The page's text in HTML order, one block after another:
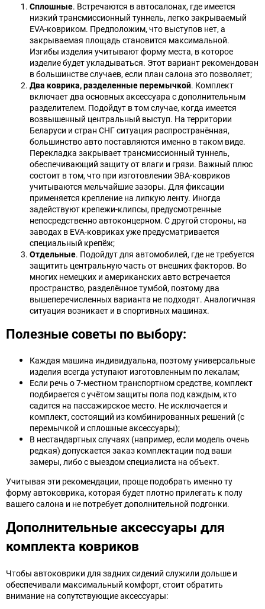
Сплошные. Встречаются в автосалонах, где имеется
низкий трансмиссионный туннель, легко закрываемый
EVA-ковриком. Предположим, что выступов нет, а
закрываемая площадь становится максимальной.
Изгибы изделия учитывают форму места, в которое
изделие будет укладываться. Этот вариант рекомендован
в большинстве случаев, если план салона это позволяет;
Два коврика, разделенные перемычкой. Комплект
включает два основных аксессуара с дополнительным
разделителем. Подойдут в том случае, когда имеется
возвышенный центральный выступ. На территории
Беларуси и стран СНГ ситуация распространённая,
большинство авто поставляются именно в таком виде.
Перекладка закрывает трансмиссионный туннель,
обеспечивающий защиту от влаги и грязи. Важный плюс
состоит в том, что при изготовлении ЭВА-ковриков
учитываются мельчайшие зазоры. Для фиксации
применяется крепление на липкую ленту. Иногда
задействуют крепежи-клипсы, предусмотренные
непосредственно автоконцерном. С другой стороны, на
заводах в EVA-ковриках уже предусматривается
специальный крепёж;
Отдельные. Подойдут для автомобилей, где не требуется
защитить центральную часть от внешних факторов. Во
многих немецких и американских авто встречается
пространство, разделённое тумбой, поэтому два
вышеперечисленных варианта не подходят. Аналогичная
ситуация возникает и в спортивных машинах.
Полезные советы по выбору:
Каждая машина индивидуальна, поэтому универсальные
изделия всегда уступают изготовленным по лекалам;
Если речь о 7-местном транспортном средстве, комплект
подбирается с учётом защиты пола под каждым, кто
садится на пассажирское место. Не исключается и
комплект, состоящий из комбинированных решений (с
перемычкой и сплошные аксессуары);
В нестандартных случаях (например, если модель очень
редкая) допускается заказ комплектации под ваши
замеры, либо с выездом специалиста на объект.
Учитывая эти рекомендации, проще подобрать именно ту
форму автоковрика, которая будет плотно прилегать к полу
вашего салона и не потребует дополнительной подгонки.
Дополнительные аксессуары для
комплекта ковриков
Чтобы автоковрики для задних сидений служили дольше и
обеспечивали максимальный комфорт, стоит обратить
внимание на сопутствующие аксессуары: